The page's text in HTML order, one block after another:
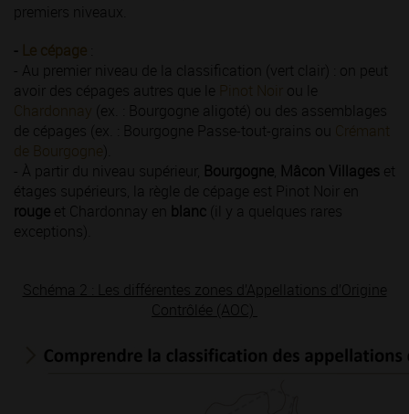
premiers niveaux.
- Le cépage
- Au premier niveau de la classification (vert clair) : on peut
avoir des cépages autres que le Pinot Noir ou le
Chardonnay (ex. : Bourgogne aligoté) ou des assemblages
de cépages (ex. : Bourgogne Passe-tout-grains ou Crémant
de Bourgogne
- À partir du niveau supérieur, Bourgogne Mâcon Villages et
étages supérieurs, la règle de cépage est Pinot Noir en
rouge et Chardonnay en blanc (il y a quelques rares
exceptions).
Schéma 2 : Les différentes zones d’Appellations d’Origine
Contrôlée (AOC)